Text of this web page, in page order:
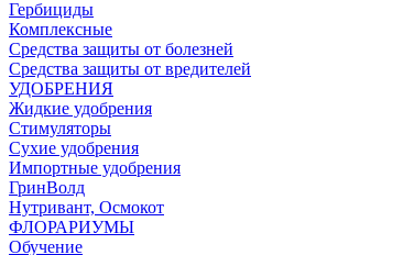
Гербициды
Комплексные
Средства защиты от болезней
Средства защиты от вредителей
УДОБРЕНИЯ
Жидкие удобрения
Стимуляторы
Сухие удобрения
Импортные удобрения
ГринВолд
Нутривант, Осмокот
ФЛОРАРИУМЫ
Обучение